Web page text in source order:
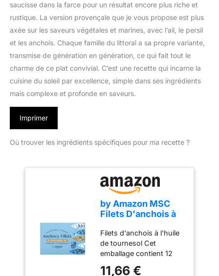
saucisse dans la farce pour un résultat encore plus riche et
rustique. La version provençale que je vous propose est plus
axée sur les saveurs végétales et marines, avec l’ail, le persil
et les anchois. Chaque famille du littoral a sa propre variante,
transmise de génération en génération, ce qui fait tout le
charme de ce plat convivial. C’est une recette qui incarne la
cuisine du soleil par excellence, simple dans ses ingrédients
mais complexe et profonde en saveurs.
Imprimer
Où trouver les ingrédients spécifiques pour ma recette ?
by Amazon MSC
Filets D'anchois à
Tournesol, 6x50g
Filets d'anchois à l'huile
de tournesol Cet
emballage contient 12
dans un endroit frais et
11,66 €